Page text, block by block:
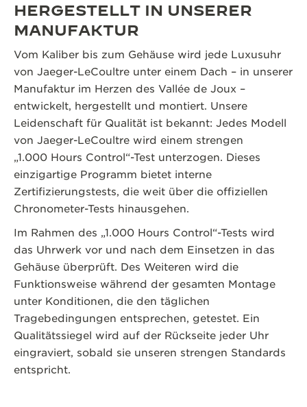
HERGESTELLT IN UNSERER
MANUFAKTUR
Vom Kaliber bis zum Gehäuse wird jede Luxusuhr
von Jaeger-LeCoultre unter einem Dach – in unserer
Manufaktur im Herzen des Vallée de Joux –
entwickelt, hergestellt und montiert. Unsere
Leidenschaft für Qualität ist bekannt: Jedes Modell
von Jaeger-LeCoultre wird einem strengen
„1.000 Hours Control“-Test unterzogen. Dieses
einzigartige Programm bietet interne
Zertifizierungstests, die weit über die offiziellen
Chronometer-Tests hinausgehen.
Im Rahmen des „1.000 Hours Control“-Tests wird
das Uhrwerk vor und nach dem Einsetzen in das
Gehäuse überprüft. Des Weiteren wird die
Funktionsweise während der gesamten Montage
unter Konditionen, die den täglichen
Tragebedingungen entsprechen, getestet. Ein
Qualitätssiegel wird auf der Rückseite jeder Uhr
eingraviert, sobald sie unseren strengen Standards
entspricht.